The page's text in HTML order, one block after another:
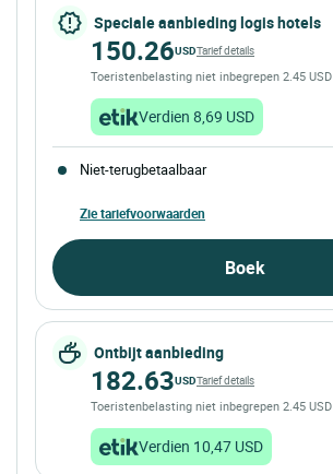
Speciale aanbieding logis hotels
150.26USDTarief details
Toeristenbelasting niet inbegrepen 2.45 USD
Verdien 8,69 USD
Niet-terugbetaalbaar
Zie tariefvoorwaarden
Boek
Ontbijt aanbieding
182.63USDTarief details
Toeristenbelasting niet inbegrepen 2.45 USD
Verdien 10,47 USD